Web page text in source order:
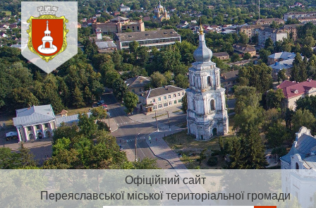
Офіційний сайт
Переяславської міської територіальної громади